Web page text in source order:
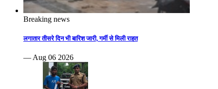
Breaking news
लगातार तीसरे दिन भी बारिश जारी, गर्मी से मिली राहत
— Aug 06 2026